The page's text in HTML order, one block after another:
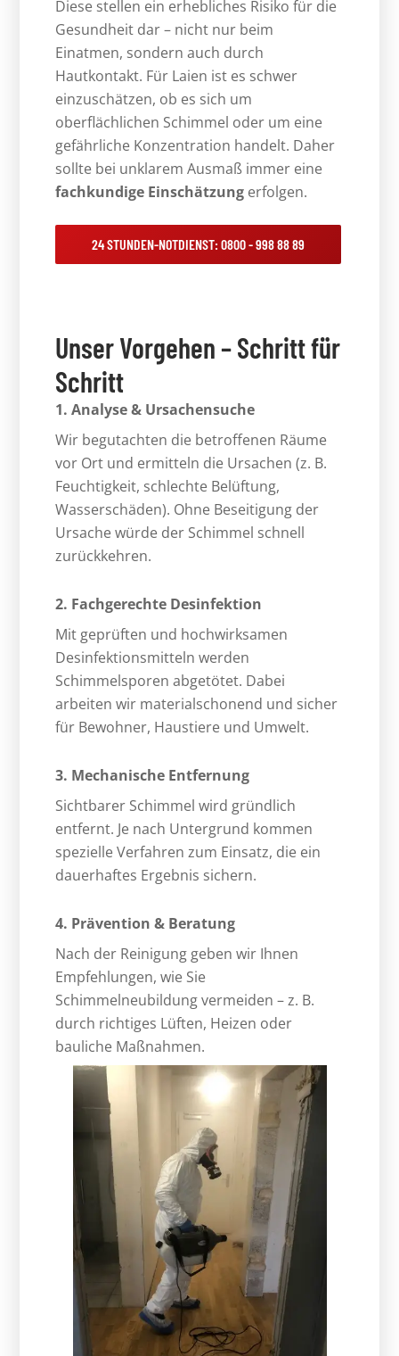
Diese stellen ein erhebliches Risiko für die
Gesundheit dar – nicht nur beim
Einatmen, sondern auch durch
Hautkontakt. Für Laien ist es schwer
einzuschätzen, ob es sich um
oberflächlichen Schimmel oder um eine
gefährliche Konzentration handelt. Daher
sollte bei unklarem Ausmaß immer eine
fachkundige Einschätzung erfolgen.
24 STUNDEN-NOTDIENST: 0800 - 998 88 89
Unser Vorgehen – Schritt für
Schritt
1. Analyse & Ursachensuche
Wir begutachten die betroffenen Räume
vor Ort und ermitteln die Ursachen (z. B.
Feuchtigkeit, schlechte Belüftung,
Wasserschäden). Ohne Beseitigung der
Ursache würde der Schimmel schnell
zurückkehren.
2. Fachgerechte Desinfektion
Mit geprüften und hochwirksamen
Desinfektionsmitteln werden
Schimmelsporen abgetötet. Dabei
arbeiten wir materialschonend und sicher
für Bewohner, Haustiere und Umwelt.
3. Mechanische Entfernung
Sichtbarer Schimmel wird gründlich
entfernt. Je nach Untergrund kommen
spezielle Verfahren zum Einsatz, die ein
dauerhaftes Ergebnis sichern.
4. Prävention & Beratung
Nach der Reinigung geben wir Ihnen
Empfehlungen, wie Sie
Schimmelneubildung vermeiden – z. B.
durch richtiges Lüften, Heizen oder
bauliche Maßnahmen.